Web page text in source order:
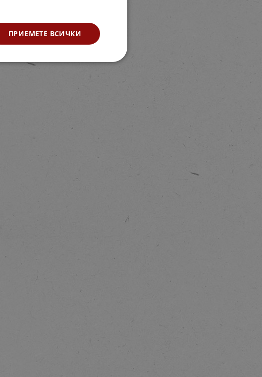
ПРИЕМЕТЕ ВСИЧКИ